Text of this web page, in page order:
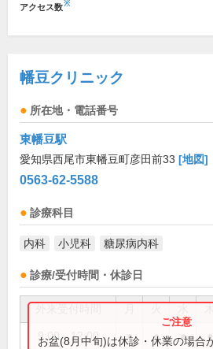
アクセス数※
幡豆クリニック
所在地・電話番号
東幡豆駅
愛知県西尾市東幡豆町彦田前33 [地図]
0563-62-5588
診療科目
内科 小児科 糖尿病内科
診療/受付時間・休診日
9:00～12:00 ● ● ● ●
お盆(8月中旬)は休診・休業の場合